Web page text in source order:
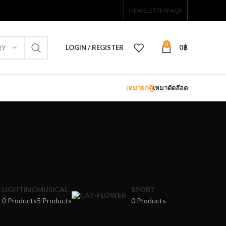
NEWSLETTERFAQS
LOGIN / REGISTER 0 0฿
เหมายกตู้เหมาตัดล๊อต
LIGHTING
0 Products
MUSICAL
5 Products
SPORT
0 Products